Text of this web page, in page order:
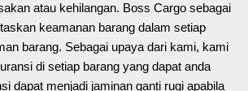
atau kehilangan. Boss Cargo sebagai
keamanan barang dalam setiap
barang. Sebagai upaya dari kami, kami
di setiap barang yang dapat anda
dapat menjadi jaminan ganti rugi apabila